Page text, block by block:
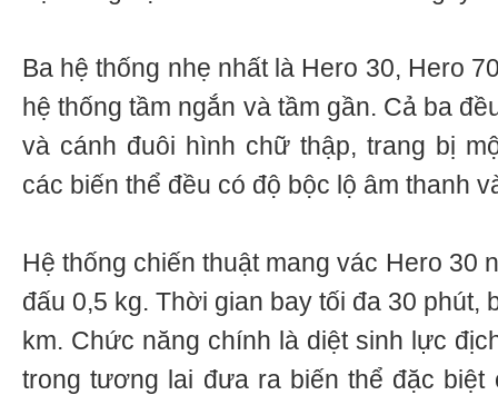
Ba hệ thống nhẹ nhất là Hero 30, Hero
hệ thống tầm ngắn và tầm gần. Cả ba
và cánh đuôi hình chữ thập, trang bị
các biến thể đều có độ bộc lộ âm thanh
Hệ thống chiến thuật mang vác Hero 30
đấu 0,5 kg. Thời gian bay tối đa 30 phút,
km. Chức năng chính là diệt sinh lực
trong tương lai đưa ra biến thể đặc biệt